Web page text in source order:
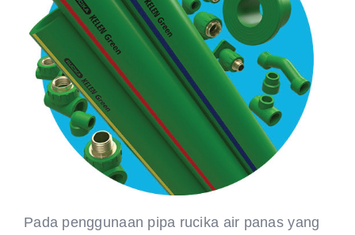
Pada penggunaan pipa rucika air panas yang